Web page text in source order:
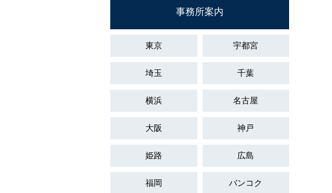
事務所案内
東京 宇都宮
埼玉 千葉
横浜 名古屋
大阪 神戸
姫路 広島
福岡 バンコク